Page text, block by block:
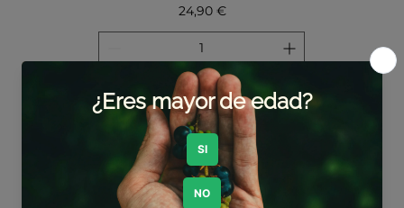
Precio
24,90 €
Agregar al carrito